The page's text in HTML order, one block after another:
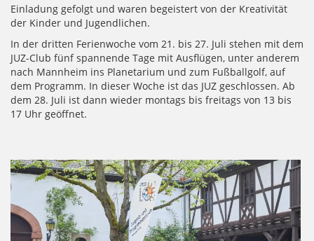
Einladung gefolgt und waren begeistert von der Kreativität
der Kinder und Jugendlichen.
In der dritten Ferienwoche vom 21. bis 27. Juli stehen mit dem
JUZ-Club fünf spannende Tage mit Ausflügen, unter anderem
nach Mannheim ins Planetarium und zum Fußballgolf, auf
dem Programm. In dieser Woche ist das JUZ geschlossen. Ab
dem 28. Juli ist dann wieder montags bis freitags von 13 bis
17 Uhr geöffnet.